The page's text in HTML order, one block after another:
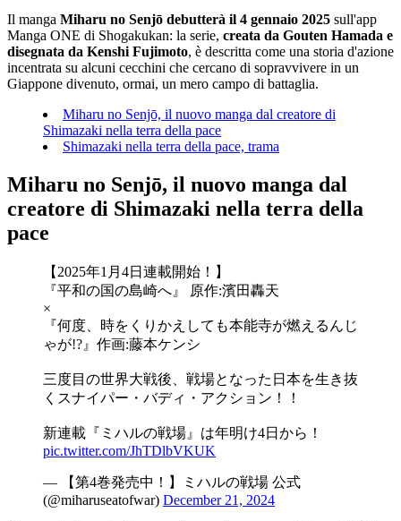
Il manga Miharu no Senjō debutterà il 4 gennaio 2025 sull'app
Manga ONE di Shogakukan: la serie, creata da Gouten Hamada e
disegnata da Kenshi Fujimoto, è descritta come una storia d'azione
incentrata su alcuni cecchini che cercano di sopravvivere in un
Giappone divenuto, ormai, un mero campo di battaglia.
Miharu no Senjō, il nuovo manga dal creatore di
Shimazaki nella terra della pace
Shimazaki nella terra della pace, trama
Miharu no Senjō, il nuovo manga dal
creatore di Shimazaki nella terra della
pace
【2025年1月4日連載開始！】
『平和の国の島崎へ』 原作:濱田轟天
×
『何度、時をくりかえしても本能寺が燃えるんじ
ゃが!?』作画:藤本ケンシ
三度目の世界大戦後、戦場となった日本を生き抜
くスナイパー・バディ・アクション！！
新連載『ミハルの戦場』は年明け4日から！
pic.twitter.com/JhTDlbVKUK
— 【第4巻発売中！】ミハルの戦場 公式
(@miharuseatofwar) December 21, 2024